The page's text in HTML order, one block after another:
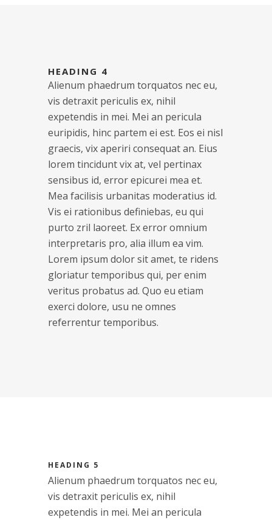
HEADING 4
Alienum phaedrum torquatos nec eu,
vis detraxit periculis ex, nihil
expetendis in mei. Mei an pericula
euripidis, hinc partem ei est. Eos ei nisl
graecis, vix aperiri consequat an. Eius
lorem tincidunt vix at, vel pertinax
sensibus id, error epicurei mea et.
Mea facilisis urbanitas moderatius id.
Vis ei rationibus definiebas, eu qui
purto zril laoreet. Ex error omnium
interpretaris pro, alia illum ea vim.
Lorem ipsum dolor sit amet, te ridens
gloriatur temporibus qui, per enim
veritus probatus ad. Quo eu etiam
exerci dolore, usu ne omnes
referrentur temporibus.
HEADING 5
Alienum phaedrum torquatos nec eu,
vis detraxit periculis ex, nihil
expetendis in mei. Mei an pericula